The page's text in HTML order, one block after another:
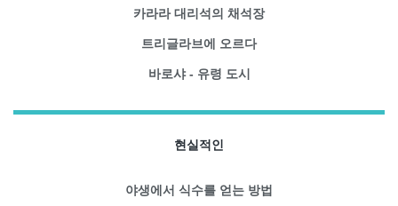
카라라 대리석의 채석장
트리글라브에 오르다
바로샤 - 유령 도시
현실적인
야생에서 식수를 얻는 방법